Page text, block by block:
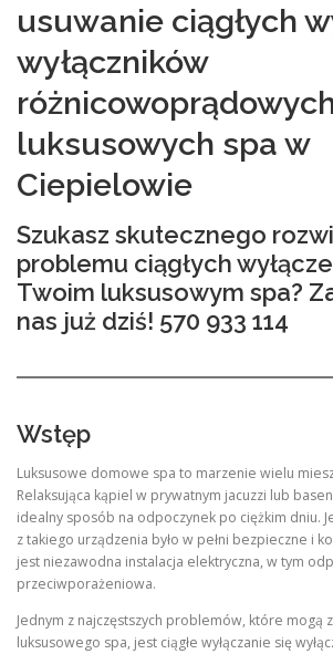
usuwanie ciągłych
wyłączników
luksusowych spa w
Ciepielowie
Szukasz skutecznego
problemu ciągłych
Twoim luksusowym spa?
nas już dziś! 570 933 114
Wstęp
Luksusowe domowe spa to marzenie wielu
Relaksująca kąpiel w prywatnym jacuzzi lub
idealny sposób na odpoczynek po ciężkim dniu.
z takiego urządzenia było w pełni bezpieczne i
jest niezawodna instalacja elektryczna, w tym
przeciwporażeniowa.
Jednym z najczęstszych problemów, które mogą
luksusowego spa, jest ciągłe wyłączanie się